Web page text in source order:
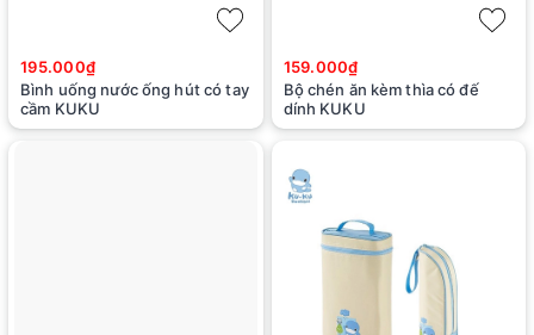
195.000₫
Bình uống nước ống hút có tay
cầm KUKU
159.000₫
Bộ chén ăn kèm thìa có đế
dính KUKU